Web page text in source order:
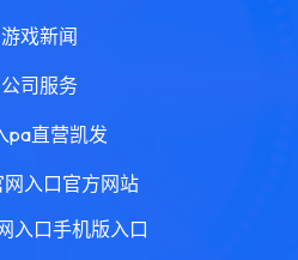
游戏新闻
公司服务
pa直营凯发
入口官方网站
入口手机版入口